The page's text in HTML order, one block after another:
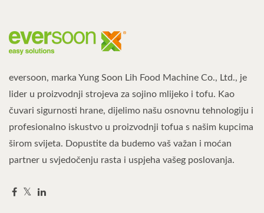
eversoon, marka Yung Soon Lih Food Machine Co., Ltd., je
lider u proizvodnji strojeva za sojino mlijeko i tofu. Kao
čuvari sigurnosti hrane, dijelimo našu osnovnu tehnologiju i
profesionalno iskustvo u proizvodnji tofua s našim kupcima
širom svijeta. Dopustite da budemo vaš važan i moćan
partner u svjedočenju rasta i uspjeha vašeg poslovanja.